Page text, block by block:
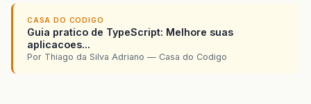
CASA DO CODIGO
Guia pratico de TypeScript: Melhore suas
aplicacoes...
Por Thiago da Silva Adriano — Casa do Codigo